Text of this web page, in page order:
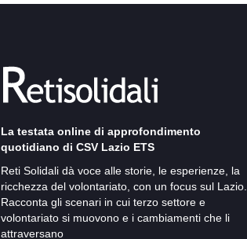
La testata online di approfondimento
quotidiano di CSV Lazio ETS
Reti Solidali dà voce alle storie, le esperienze, la
ricchezza del volontariato, con un focus sul Lazio.
Racconta gli scenari in cui terzo settore e
volontariato si muovono e i cambiamenti che li
attraversano